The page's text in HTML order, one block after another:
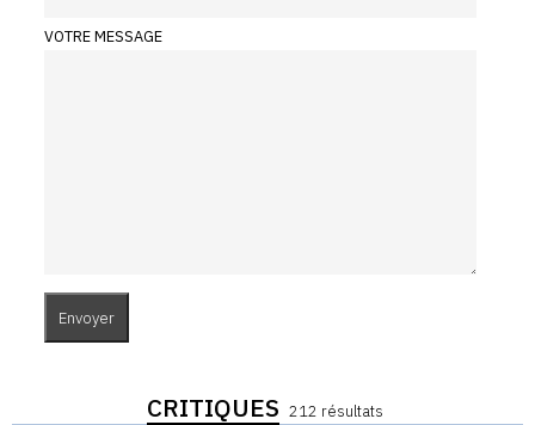
VOTRE MESSAGE
CRITIQUES 212 résultats